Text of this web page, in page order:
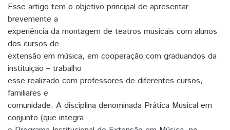
Esse artigo tem o objetivo principal de apresentar
brevemente a
experiência da montagem de teatros musicais com alunos
dos cursos de
extensão em música, em cooperação com graduandos da
instituição – trabalho
esse realizado com professores de diferentes cursos,
familiares e
comunidade. A disciplina denominada Prática Musical em
conjunto (que integra